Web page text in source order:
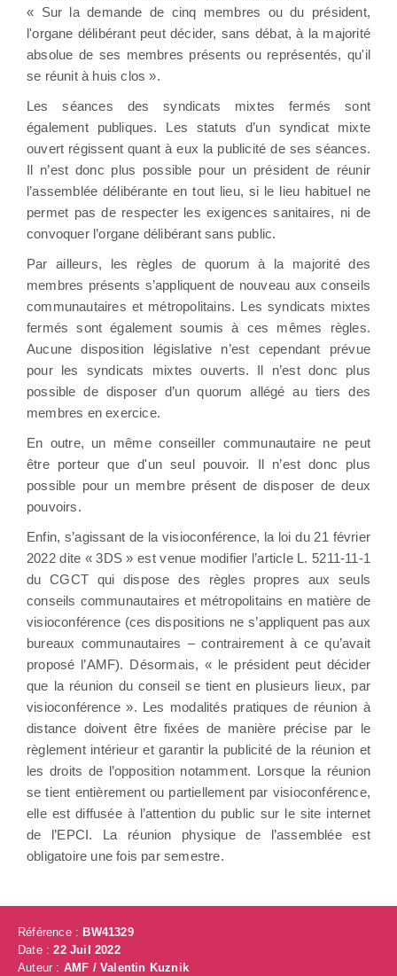
« Sur la demande de cinq membres ou du président,
l'organe délibérant peut décider, sans débat, à la majorité
absolue de ses membres présents ou représentés, qu'il
se réunit à huis clos ».
Les séances des syndicats mixtes fermés sont
également publiques. Les statuts d’un syndicat mixte
ouvert régissent quant à eux la publicité de ses séances.
Il n’est donc plus possible pour un président de réunir
l’assemblée délibérante en tout lieu, si le lieu habituel ne
permet pas de respecter les exigences sanitaires, ni de
convoquer l’organe délibérant sans public.
Par ailleurs, les règles de quorum à la majorité des
membres présents s’appliquent de nouveau aux conseils
communautaires et métropolitains. Les syndicats mixtes
fermés sont également soumis à ces mêmes règles.
Aucune disposition législative n’est cependant prévue
pour les syndicats mixtes ouverts. Il n’est donc plus
possible de disposer d’un quorum allégé au tiers des
membres en exercice.
En outre, un même conseiller communautaire ne peut
être porteur que d'un seul pouvoir. Il n’est donc plus
possible pour un membre présent de disposer de deux
pouvoirs.
Enfin, s’agissant de la visioconférence, la loi du 21 février
2022 dite « 3DS » est venue modifier l’article L. 5211-11-1
du CGCT qui dispose des règles propres aux seuls
conseils communautaires et métropolitains en matière de
visioconférence (ces dispositions ne s’appliquent pas aux
bureaux communautaires – contrairement à ce qu’avait
proposé l’AMF). Désormais, « le président peut décider
que la réunion du conseil se tient en plusieurs lieux, par
visioconférence ». Les modalités pratiques de réunion à
distance doivent être fixées de manière précise par le
règlement intérieur et garantir la publicité de la réunion et
les droits de l’opposition notamment. Lorsque la réunion
se tient entièrement ou partiellement par visioconférence,
elle est diffusée à l’attention du public sur le site internet
de l’EPCI. La réunion physique de l’assemblée est
obligatoire une fois par semestre.
Référence : BW41329
Date :22 Juil 2022
Auteur : AMF / Valentin Kuznik